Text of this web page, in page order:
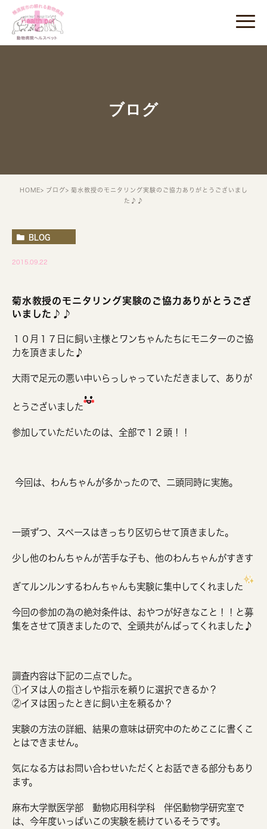
ブログ
HOME ブログ
菊水教授のモニタリング実験のご協力ありがとうございまし
た♪♪
BLOG
2015.09.22
菊水教授のモニタリング実験のご協力ありがとうござ
いました♪♪
１０月１７日に飼い主様とワンちゃんたちにモニターのご協
力を頂きました♪
大雨で足元の悪い中いらっしゃっていただきまして、ありが
とうございました
参加していただいたのは、全部で１２頭！！
今回は、わんちゃんが多かったので、二頭同時に実施。
一頭ずつ、スペースはきっちり区切らせて頂きました。
少し他のわんちゃんが苦手な子も、他のわんちゃんがすきす
ぎてルンルンするわんちゃんも実験に集中してくれました
今回の参加の為の絶対条件は、おやつが好きなこと！！と募
集をさせて頂きましたので、全頭共がんばってくれました♪
調査内容は下記の二点でした。
①イヌは人の指さしや指示を頼りに選択できるか？
②イヌは困ったときに飼い主を頼るか？
実験の方法の詳細、結果の意味は研究中のためここに書くこ
とはできません。
気になる方はお問い合わせいただくとお話できる部分もあり
ます。
麻布大学獣医学部 動物応用科学科 伴侶動物学研究室で
は、今年度いっぱいこの実験を続けているそうです。